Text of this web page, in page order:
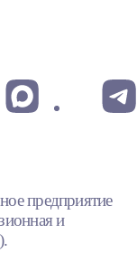
предприятие
и